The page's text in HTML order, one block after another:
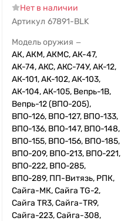
Нет в наличии
Артикул 67891-BLK
Модель оружия —
АК, АКМ, АКМС, АК-47,
АК-74, АКС, АКС-74У, АК-12,
АК-101, АК-102, АК-103,
АК-104, АК-105, Вепрь-1В,
Вепрь-12 (ВПО-205),
ВПО-126, ВПО-127, ВПО-133,
ВПО-136, ВПО-147, ВПО-148,
ВПО-155, ВПО-156, ВПО-185,
ВПО-209, ВПО-213, ВПО-221,
ВПО-222, ВПО-285,
ВПО-289, ПП-Витязь, РПК,
Сайга-МК, Сайга TG-2,
Сайга TR3, Сайга-TR9,
Сайга-223, Сайга-308,